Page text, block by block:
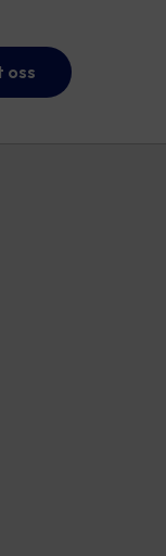
oss